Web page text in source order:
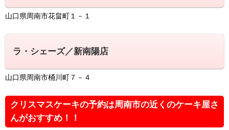
山口県周南市花畠町１－１
ラ・シェーズ／新南陽店
山口県周南市桶川町７－４
クリスマスケーキの予約は周南市の近くのケーキ屋さ
んがおすすめ！！